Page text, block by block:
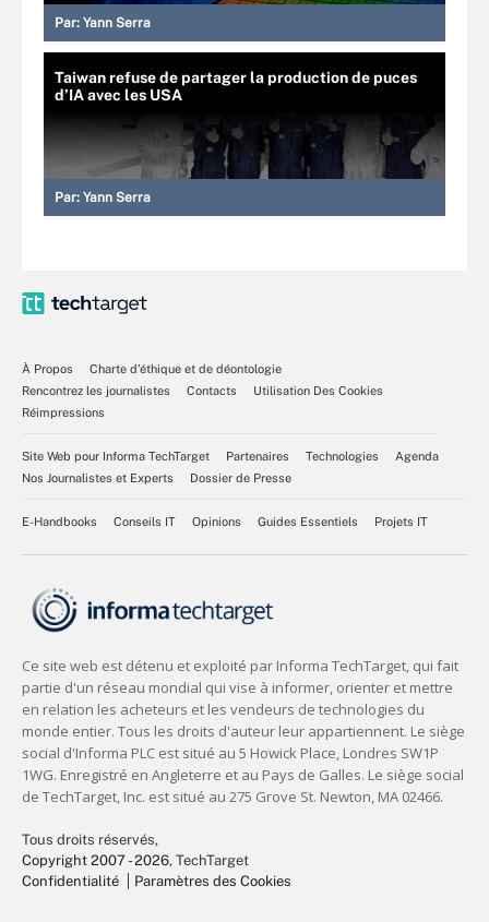
Par: Yann Serra
Taiwan refuse de partager la production de puces
d’IA avec les USA
Par: Yann Serra
À Propos
Charte d’éthique et de déontologie
Rencontrez les journalistes
Contacts
Utilisation Des Cookies
Réimpressions
Site Web pour Informa TechTarget Partenaires Technologies
Agenda
Nos Journalistes et Experts
Dossier de Presse
E-Handbooks Conseils IT Opinions Guides Essentiels Projets IT
Tous droits réservés,
Copyright 2007 - 2026, TechTarget
Confidentialité
Paramètres des Cookies